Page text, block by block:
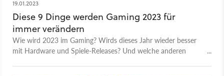
19.01.2023
Diese 9 Dinge werden Gaming 2023 für
immer verändern
Wie wird 2023 im Gaming? Wirds dieses Jahr wieder besser
mit Hardware und Spiele-Releases? Und welche anderen